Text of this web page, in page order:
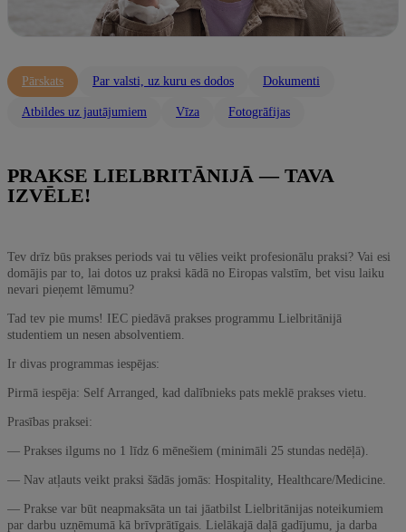
Pārskats Par valsti, uz kuru es dodos Dokumenti
Atbildes uz jautājumiem Vīza Fotogrāfijas
PRAKSE LIELBRITĀNIJĀ — TAVA
IZVĒLE!
Tev drīz būs prakses periods vai tu vēlies veikt profesionālu praksi? Vai esi
domājis par to, lai dotos uz praksi kādā no Eiropas valstīm, bet visu laiku
nevari pieņemt lēmumu?
Tad tev pie mums! IEC piedāvā prakses programmu Lielbritānijā
studentiem un nesen absolventiem.
Ir divas programmas iespējas:
Pirmā iespēja: Self Arranged, kad dalībnieks pats meklē prakses vietu.
Prasības praksei:
— Prakses ilgums no 1 līdz 6 mēnešiem (minimāli 25 stundas nedēļā).
— Nav atļauts veikt praksi šādās jomās: Hospitality, Healthcare/Medicine.
— Prakse var būt neapmaksāta un tai jāatbilst Lielbritānijas noteikumiem
par darbu uzņēmumā kā brīvprātīgais. Lielākajā daļā gadījumu, ja darba